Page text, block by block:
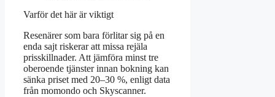
Varför det här är viktigt
Resenärer som bara förlitar sig på en
enda sajt riskerar att missa rejäla
prisskillnader. Att jämföra minst tre
oberoende tjänster innan bokning kan
sänka priset med 20–30 %, enligt data
från momondo och Skyscanner.